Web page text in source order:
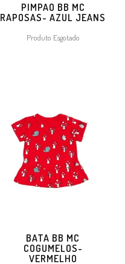
PIMPAO BB MC
RAPOSAS- AZUL JEANS
Produto Esgotado
BATA BB MC
COGUMELOS-
VERMELHO